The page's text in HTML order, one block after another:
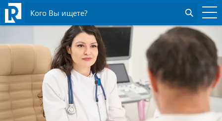
Кого Вы ищете?